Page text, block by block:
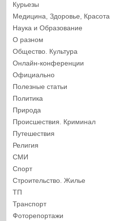
Курьезы
Медицина, Здоровье, Красота
Наука и Образование
О разном
Общество. Культура
Онлайн-конференции
Официально
Полезные статьи
Политика
Природа
Происшествия. Криминал
Путешествия
Религия
СМИ
Спорт
Строительство. Жилье
ТП
Транспорт
Фоторепортажи